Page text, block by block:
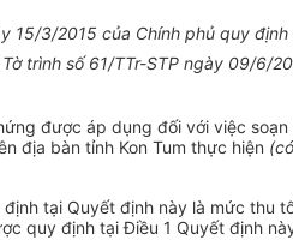
15/3/2015 của Chính phủ quy
trình số 61/TTr-STP ngày 09/6/
được áp dụng đối với việc
địa bàn tỉnh Kon Tum thực hiện
tại Quyết định này là mức
quy định tại Điều 1 Quyết định